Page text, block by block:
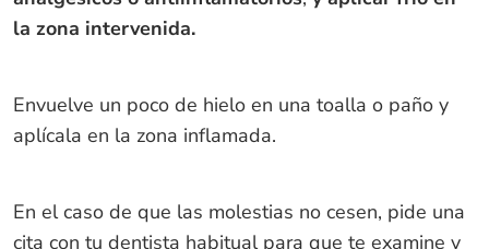
la zona intervenida.
Envuelve un poco de hielo en una toalla o paño y
aplícala en la zona inflamada.
En el caso de que las molestias no cesen, pide una
cita con tu dentista habitual para que te examine y